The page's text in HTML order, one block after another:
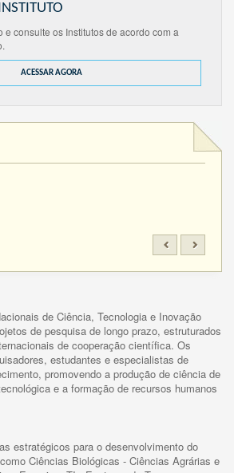
consulte os Institutos de acordo com a
ACESSAR AGORA
de Ciência, Tecnologia e Inovação
de pesquisa de longo prazo, estruturados
de cooperação científica. Os
estudantes e especialistas de
promovendo a produção de ciência de
e a formação de recursos humanos
estratégicos para o desenvolvimento do
Ciências Biológicas - Ciências Agrárias e